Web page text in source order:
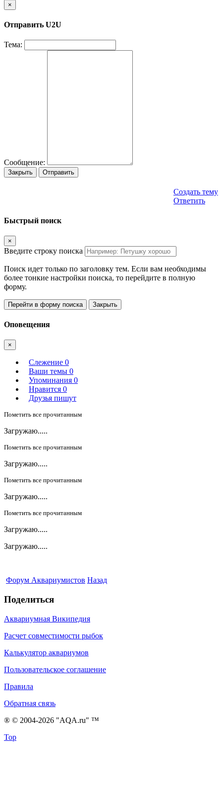
×
Отправить U2U
Тема:
Сообщение:
Закрыть Отправить
Создать тему
Ответить
Быстрый поиск
×
Введите строку поиска
Поиск идет только по заголовку тем. Если вам необходимы
более тонкие настройки поиска, то перейдите в полную
форму.
Перейти в форму поиска Закрыть
Оповещения
×
Слежение 0
Ваши темы 0
Упоминания 0
Нравится 0
Друзья пишут
Пометить все прочитанным
Загружаю.....
Пометить все прочитанным
Загружаю.....
Пометить все прочитанным
Загружаю.....
Пометить все прочитанным
Загружаю.....
Загружаю.....
Форум Аквариумистов Назад
Поделиться
Аквариумная Википедия
Расчет совместимости рыбок
Калькулятор аквариумов
Пользовательское соглашение
Правила
Обратная связь
® © 2004-2026 "AQA.ru" ™
Top